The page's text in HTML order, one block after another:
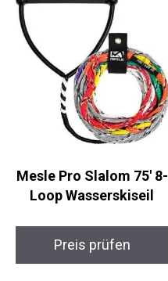
Mesle Pro Slalom 75′ 8-
Loop Wasserskiseil
Preis prüfen